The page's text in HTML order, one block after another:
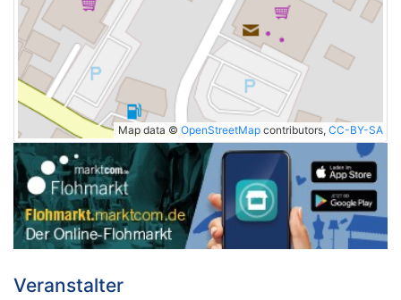
Map data © OpenStreetMap contributors, CC-BY-SA
Veranstalter